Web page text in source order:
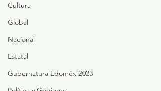
Cultura
Global
Nacional
Estatal
Gubernatura Edoméx 2023